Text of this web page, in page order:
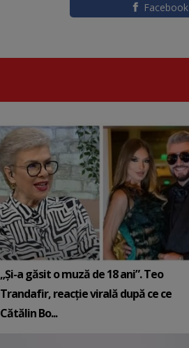
Facebook
„Și-a găsit o muză de 18 ani”. Teo
Trandafir, reacție virală după ce ce
Cătălin Bo...